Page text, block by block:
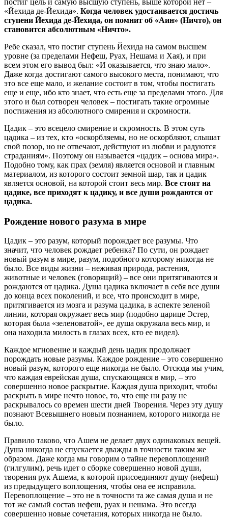
постиг цель и самую высшую ступень, выше которой нет –
«Йехида де-Йехида». Когда человек удостаивается достичь
ступени Йехида де-Йехида, он помнит об «Аин» (Ничто), он
становится абсолютным «Ничто».
Ребе сказал, что постиг ступень Йехида на самом высшем
уровне (за пределами Нефеш, Руах, Нешама и Хая), и при
всем этом его вывод был: «И оказывается, что знаю мало».
Даже когда достигают самого высокого места, понимают, что
это все еще мало, и желание состоит в том, чтобы постигать
еще и еще, ибо кто знает, что есть еще за пределами этого. Для
этого и был сотворен человек – постигать такие огромные
постижения из абсолютного смирения и скромности.
Цадик – это всецело смирение и скромность. В этом суть
цадика – из тех, кто «оскорбляемы, но не оскорбляют, слышат
свой позор, но не отвечают, действуют из любви и радуются
страданиям». Поэтому он называется «цадик – основа мира».
Подобно тому, как прах (земля) является основой и главным
материалом, из которого состоит земной шар, так и цадик
является основой, на которой стоит весь мир. Все стоят на
цадике, все приходят к цадику, и все души рождаются от
цадика.
Рождение нового разума в мире
Цадик – это разум, который порождает все разумы. Что
значит, что человек рождает ребенка? По сути, он рождает
новый разум в мире, разум, подобного которому никогда не
было. Все виды жизни – неживая природа, растения,
животные и человек (говорящий) – все они притягиваются и
рождаются от цадика. Душа цадика включает в себя все души
до конца всех поколений, и все, что происходит в мире,
притягивается из мозга и разума цадика, в аспекте зеленой
линии, которая окружает весь мир (подобно царице Эстер,
которая была «зеленоватой», ее душа окружала весь мир, и
она находила милость в глазах всех, кто ее видел).
Каждое мгновение и каждый день цадик продолжает
порождать новые разумы. Каждое рождение – это совершенно
новый разум, которого еще никогда не было. Отсюда мы учим,
что каждая еврейская душа, спускающаяся в мир, – это
совершенно новое раскрытие. Каждая душа приходит, чтобы
раскрыть в мире нечто новое, то, что еще ни разу не
раскрывалось со времен шести дней Творения. Через эту душу
познают Всевышнего новым познанием, которого никогда не
было.
Правило таково, что Ашем не делает двух одинаковых вещей.
Душа никогда не спускается дважды в точности таким же
образом. Даже когда мы говорим о тайне перевоплощений
(гилгулим), речь идет о сборке совершенно новой души,
творения рук Ашема, к которой присоединяют душу (нефеш)
из предыдущего воплощения, чтобы она ее исправила.
Перевоплощение – это не в точности та же самая душа и не
тот же самый состав нефеш, руах и нешама. Это всегда
совершенно новые сочетания, которых никогда не было.